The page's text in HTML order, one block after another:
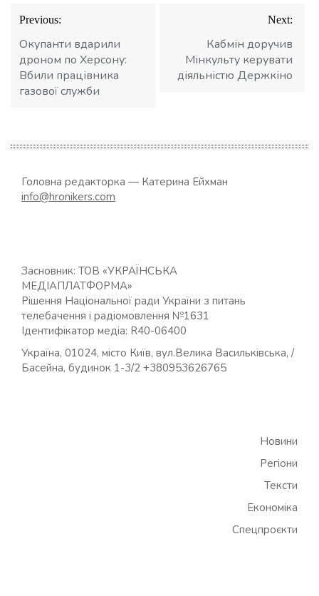
Навігація
записів
Previous:
Окупанти вдарили
дроном по Херсону:
Вбили працівника
газової служби
Next:
Кабмін доручив
Мінкульту керувати
діяльністю Держкіно
Головна редакторка — Катерина Ейхман
info@hronikers.com
Засновник: ТОВ «УКРАЇНСЬКА
МЕДІАПЛАТФОРМА»
Рішення Національної ради України з питань
телебачення і радіомовлення №1631
Ідентифікатор медіа: R40-06400
Україна, 01024, місто Київ, вул.Велика Васильківська, /
Басейна, будинок 1-3/2 +380953626765
Новини
Регіони
Тексти
Економіка
Спецпроєкти